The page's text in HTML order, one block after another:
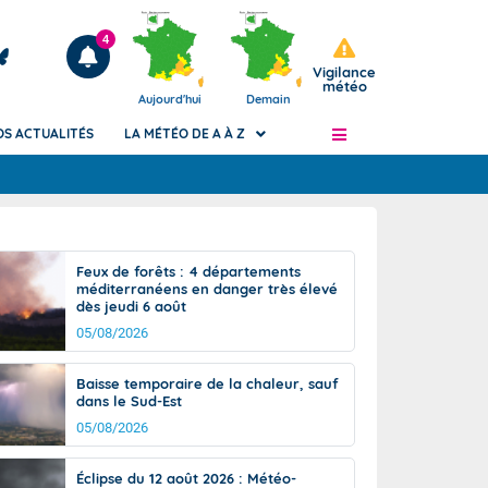
Articles
4
Aujourd'hui Demain
Vigilance
météo
de
Phénomènes dangereux de J+2 à J+7
Avertissement pluies intenses à l'échelle
des communes (Apic)
Bulletins Marine
Bulletins d'estimation du risque
d'avalanche
Météo des forêts
Vigicrues
ACTUALITÉS LA MÉTÉO DE A À Z
Feux de forêts : 4 départements
méditerranéens en danger très élevé
dès jeudi 6 août
05/08/2026
Baisse temporaire de la chaleur, sauf
dans le Sud-Est
05/08/2026
Éclipse du 12 août 2026 : Météo-